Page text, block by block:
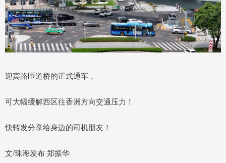
迎宾路匝道桥的正式通车，
可大幅缓解西区往香洲方向交通压力！
快转发分享给身边的司机朋友！
文/珠海发布 郑振华